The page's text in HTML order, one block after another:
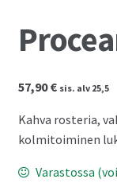
57,90€ sis. alv 25,5
Kahva rosteria,
kolmitoiminen
Varastossa